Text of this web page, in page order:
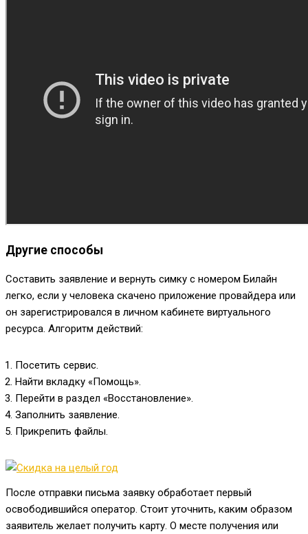
Другие способы
Составить заявление и вернуть симку с номером Билайн
легко, если у человека скачено приложение провайдера или
он зарегистрировался в личном кабинете виртуального
ресурса. Алгоритм действий:
Посетить сервис.
Найти вкладку «Помощь».
Перейти в раздел «Восстановление».
Заполнить заявление.
Прикрепить файлы.
После отправки письма заявку обработает первый
освободившийся оператор. Стоит уточнить, каким образом
заявитель желает получить карту. О месте получения или